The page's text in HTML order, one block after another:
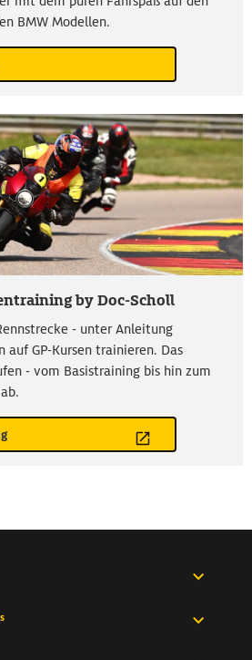
BMW Modellen.
by Doc-Scholl
- unter Anleitung
GP-Kursen trainieren. Das
- vom Basistraining bis hin zum